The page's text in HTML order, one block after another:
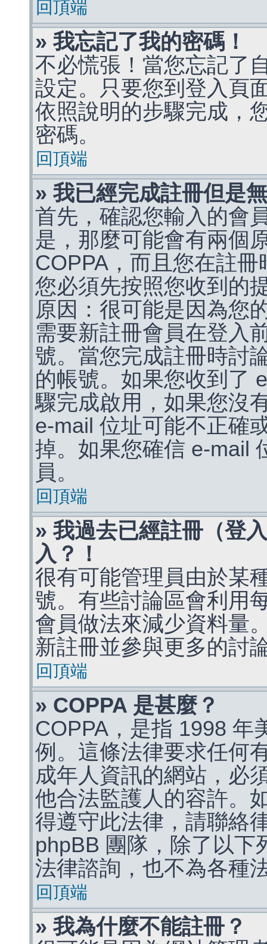
回頂端
» 我忘記了我的密碼！
不必慌張！當您忘記了
設定。只要您到登入頁
依照說明的步驟完成，
密碼。
回頂端
» 我已經完成註冊但是
首先，確認您輸入的會
是，那麼可能會有兩個
COPPA，而且您在註
您必須先按照您收到的
原因：很可能是因為您
需要新註冊會員在登入
號。當您完成註冊時討
的帳號。如果您收到了
驟完成啟用，如果您沒
e-mail 位址可能不正確
掉。如果您確信 e-mail
員。
回頂端
» 我過去已經註冊（登
入？！
很有可能管理員由於某
號。有些討論區會利用
會員做法來減少資料量
新註冊並參與更多的討
回頂端
» COPPA 是甚麼？
COPPA，是指 1998 年
例。這條法律要求任何
成年人資訊的網站，必
他合法監護人的容許。
得遵守此法律，請聯絡
phpBB 團隊，除了以下
法律諮詢，也不為各種
回頂端
» 我為什麼不能註冊？